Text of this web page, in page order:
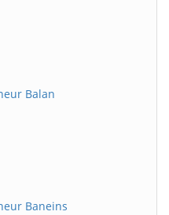
Balan
Baneins